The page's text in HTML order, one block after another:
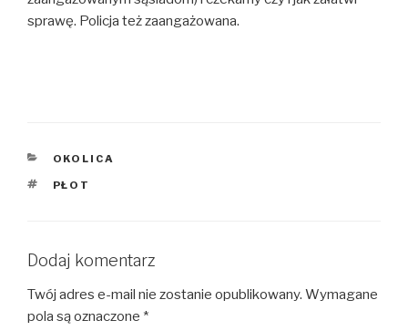
sprawę. Policja też zaangażowana.
KATEGORIE
OKOLICA
TAGI
PŁOT
Dodaj komentarz
Twój adres e-mail nie zostanie opublikowany. Wymagane
pola są oznaczone *